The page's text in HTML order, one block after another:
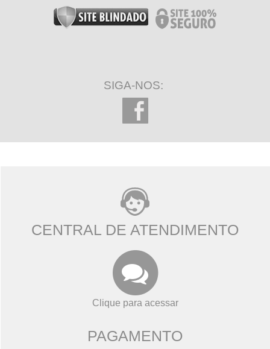
SIGA-NOS:
CENTRAL DE ATENDIMENTO
Clique para acessar
PAGAMENTO